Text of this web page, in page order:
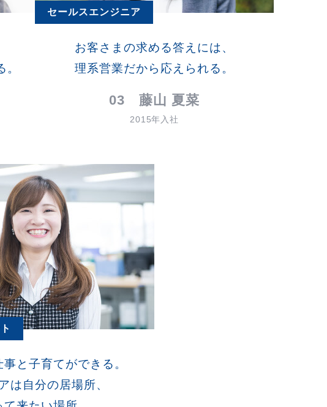
セールスエンジニア
お客さまの求める答えには、
理系営業だから応えられる。
03 藤山 夏菜
2015年入社
と子育てができる。
は自分の居場所、